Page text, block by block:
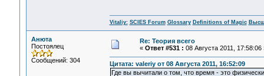
Vitaliy: SCIES Forum Glossary Definitions of Magic
Анюта
Постоялец
Сообщений: 304
Re: Теория всего
« Ответ #531 : 08 Августа 2011, 17:58:06
Цитата: valeriy от 08 Августа 2011, 16:52:09
Где вы вычитали о том, что время - это